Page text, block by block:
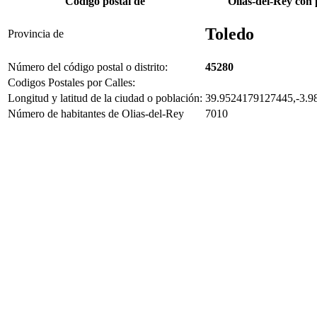
Provincia de Toledo
Número del código postal o distrito:
45280
Codigos Postales por Calles:
Longitud y latitud de la ciudad o población: 39.9524179127445,-
Número de habitantes de Olias-del-Rey
7010